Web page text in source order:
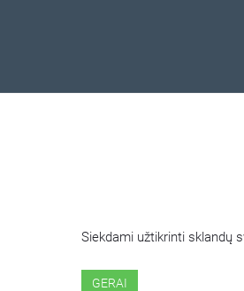
Siekdami užtikrinti sklandų
GERAI